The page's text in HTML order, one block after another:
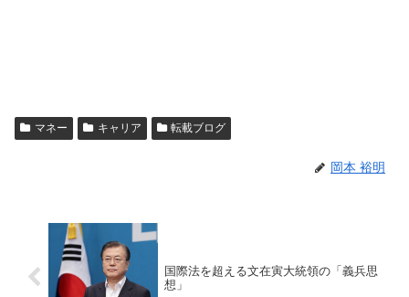
マネー キャリア 転載ブログ
岡本 裕明
国際法を超える文在寅大統領の「義兵思
想」